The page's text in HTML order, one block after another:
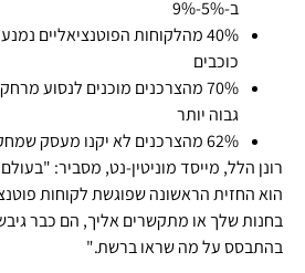
ב-5%-9%
כוכבים
70% מהצרכנים מוכנים לנסוע
גבוה יותר
62% מהצרכנים לא יקנו מעסק שמחק ביקורות שליליות
רונן הלל, מייסד מוניטין-נט, מסביר:
הוא החזית הראשונה שפוגשת לקוחות
בחנות שלך או מתקשרים אליך, הם כבר
בהתבסס על מה שראו ברשת."